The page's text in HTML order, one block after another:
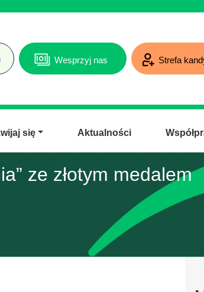
Wesprzyj nas Strefa
się Aktualności
ze złotym medalem